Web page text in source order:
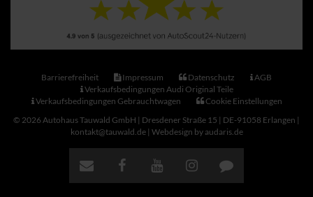
Barrierefreiheit Impressum Datenschutz
AGB
Verkaufsbedingungen Audi Original Teile
Verkaufsbedingungen Gebrauchtwagen
Cookie Einstellungen
© 2026 Autohaus Tauwald GmbH | Dresdener Straße 15 | DE-91058 Erlangen |
kontakt@tauwald.de | Webdesign by audaris.de